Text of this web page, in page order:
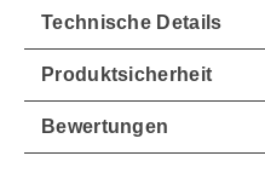
Technische Details
Produktsicherheit
Bewertungen